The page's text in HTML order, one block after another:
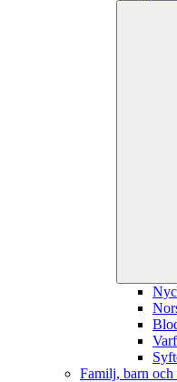
Familj, barn och